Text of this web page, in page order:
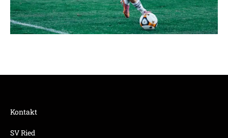
Kontakt
SV Ried